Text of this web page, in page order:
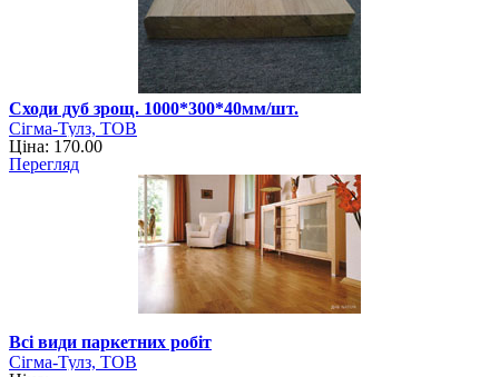
Сходи дуб зрощ. 1000*300*40мм/шт.
Сігма-Тулз, ТОВ
Ціна: 170.00
Перегляд
Всі види паркетних робіт
Сігма-Тулз, ТОВ